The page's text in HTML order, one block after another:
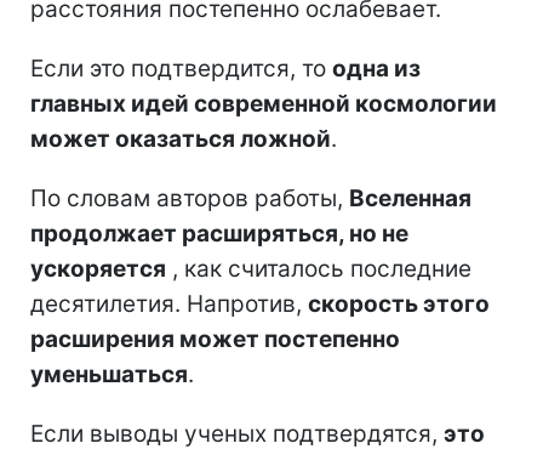
расстояния постепенно ослабевает.
Если это подтвердится, то одна из
главных идей современной космологии
может оказаться ложной.
По словам авторов работы, Вселенная
продолжает расширяться, но не
ускоряется , как считалось последние
десятилетия. Напротив, скорость этого
расширения может постепенно
уменьшаться.
Если выводы ученых подтвердятся, это